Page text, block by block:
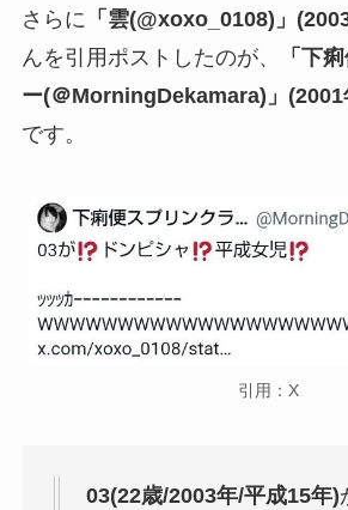
さらに 「雲(@xoxo_0108)」
んを引用ポストしたのが、
「下
ー(＠MorningDekamara)」(2001
です。
引用：X
03(22歳/2003年/平成15年)